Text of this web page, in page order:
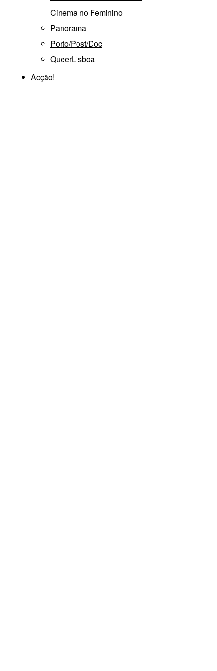
Cinema no Feminino
Panorama
Porto/Post/Doc
QueerLisboa
Acção!